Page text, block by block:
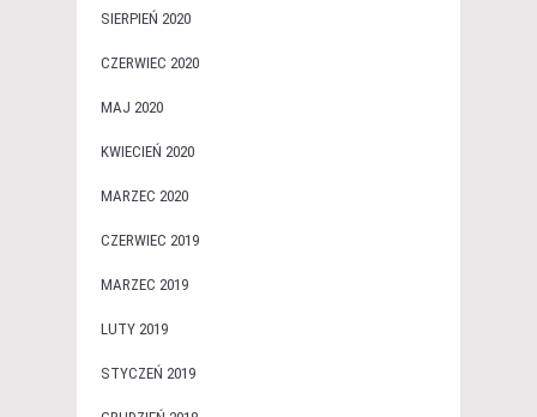
SIERPIEŃ 2020
CZERWIEC 2020
MAJ 2020
KWIECIEŃ 2020
MARZEC 2020
CZERWIEC 2019
MARZEC 2019
LUTY 2019
STYCZEŃ 2019